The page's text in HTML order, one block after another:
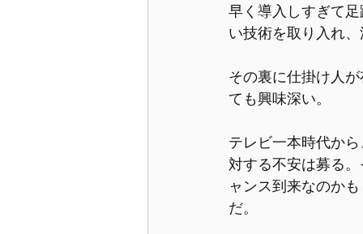
早く導入しすぎて
い技術を取り入れ
その裏に仕掛け人
ても興味深い。
テレビ一本時代か
対する不安は募る
ャンス到来なのか
だ。